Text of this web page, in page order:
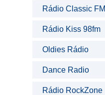
Rádio Classic FM
Rádio Kiss 98fm
Oldies Rádio
Dance Radio
Rádio RockZone